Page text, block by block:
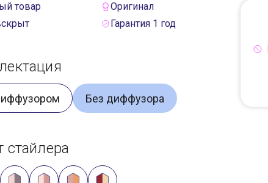
товар
Оригинал
Гарантия 1 год
Без диффузора
стайлера